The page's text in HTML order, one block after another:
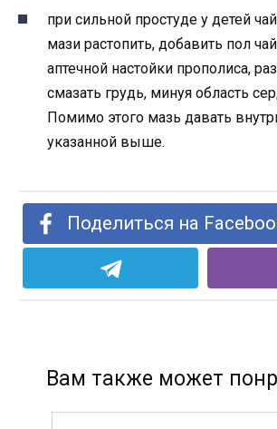
при сильной простуде у детей
мази растопить, добавить пол
аптечной настойки прополиса,
смазать грудь, минуя область
Помимо этого мазь давать
указанной выше.
Поделиться на
Вам также может